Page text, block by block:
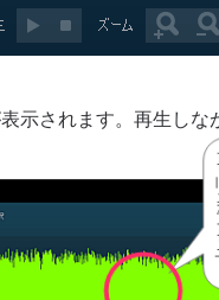
示されます。再生しな